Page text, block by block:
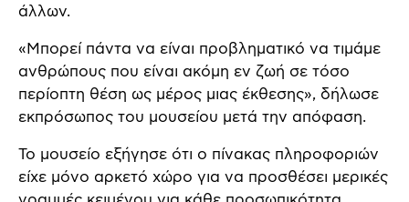
άλλων.
«Μπορεί πάντα να είναι προβληματικό να τιμάμε
ανθρώπους που είναι ακόμη εν ζωή σε τόσο
περίοπτη θέση ως μέρος μιας έκθεσης», δήλωσε
εκπρόσωπος του μουσείου μετά την απόφαση.
Το μουσείο εξήγησε ότι ο πίνακας πληροφοριών
είχε μόνο αρκετό χώρο για να προσθέσει μερικές